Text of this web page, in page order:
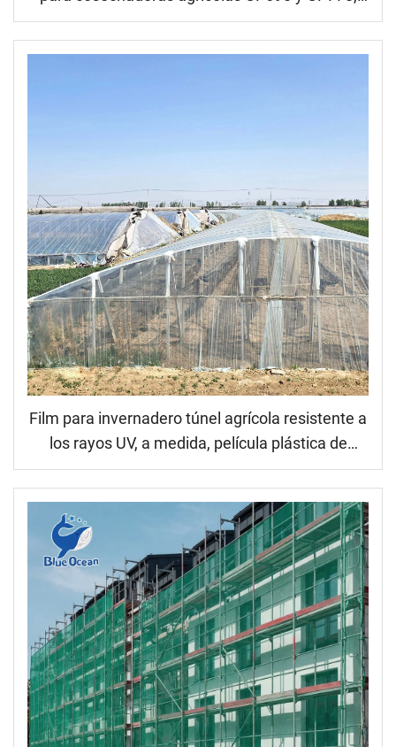
con alta protección UV y sin residuos, film
elástico de polietileno
Film para invernadero túnel agrícola resistente a
los rayos UV, a medida, película plástica de
polietileno de alta resistencia con propiedades
anti-goteo y anti-vaho, film de PE transparente
de 100 a 200 micras para el cultivo de hortalizas
y frutas; suministro directo desde fábrica en
grandes volúmenes